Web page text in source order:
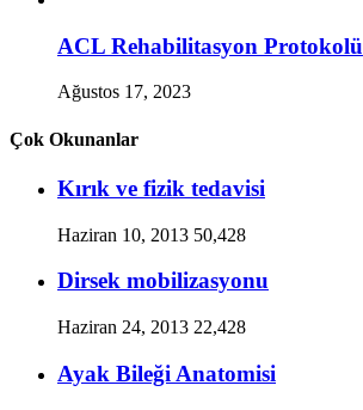
ACL Rehabilitasyon Protokolü
Ağustos 17, 2023
Çok Okunanlar
Kırık ve fizik tedavisi
Haziran 10, 2013 50,428
Dirsek mobilizasyonu
Haziran 24, 2013 22,428
Ayak Bileği Anatomisi